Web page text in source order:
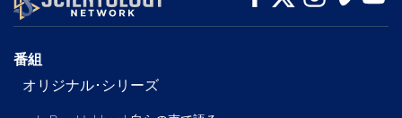
番組
オリジナル･シリーズ